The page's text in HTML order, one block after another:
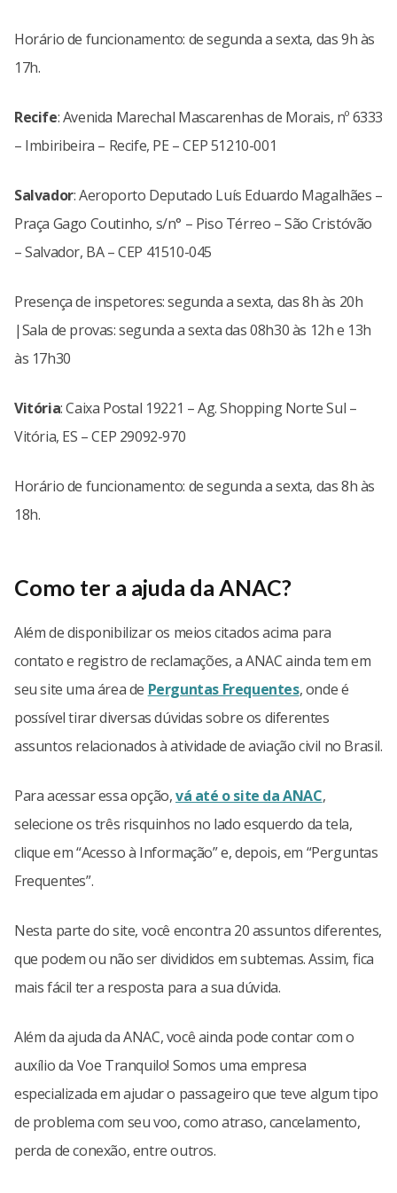
Horário de funcionamento: de segunda a sexta, das 9h às
17h.
Recife: Avenida Marechal Mascarenhas de Morais, nº 6333
– Imbiribeira – Recife, PE – CEP 51210-001
Salvador: Aeroporto Deputado Luís Eduardo Magalhães –
Praça Gago Coutinho, s/n° – Piso Térreo – São Cristóvão
– Salvador, BA – CEP 41510-045
Presença de inspetores: segunda a sexta, das 8h às 20h
|Sala de provas: segunda a sexta das 08h30 às 12h e 13h
às 17h30
Vitória: Caixa Postal 19221 – Ag. Shopping Norte Sul –
Vitória, ES – CEP 29092-970
Horário de funcionamento: de segunda a sexta, das 8h às
18h.
Como ter a ajuda da ANAC?
Além de disponibilizar os meios citados acima para
contato e registro de reclamações, a ANAC ainda tem em
seu site uma área de Perguntas Frequentes, onde é
possível tirar diversas dúvidas sobre os diferentes
assuntos relacionados à atividade de aviação civil no Brasil.
Para acessar essa opção,vá até o site da ANAC,
selecione os três risquinhos no lado esquerdo da tela,
clique em “Acesso à Informação” e, depois, em “Perguntas
Frequentes”.
Nesta parte do site, você encontra 20 assuntos diferentes,
que podem ou não ser divididos em subtemas. Assim, fica
mais fácil ter a resposta para a sua dúvida.
Além da ajuda da ANAC, você ainda pode contar com o
auxílio da Voe Tranquilo! Somos uma empresa
especializada em ajudar o passageiro que teve algum tipo
de problema com seu voo, como atraso, cancelamento,
perda de conexão, entre outros.